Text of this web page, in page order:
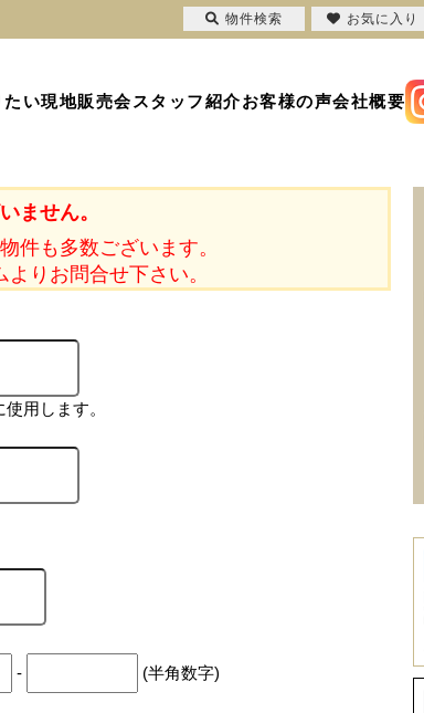
たい現地販売会スタッフ紹介お客様の声会社概要
ません。
件も多数ございます。
りお問合せ下さい。
用します。
- (半角数字)
物件検索 お気に入り